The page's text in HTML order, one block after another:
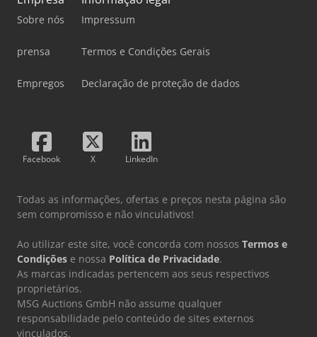
Sobre nós
prensa
Empregos
Impressum
Termos e Condições Gerais
Declaração de proteção de dados
Facebook X LinkedIn
Todas as informações, ofertas e preços nesta página são
sem compromisso e não vinculativos!
Ao utilizar este site, você concorda com nossos Termos e
Condições e nossa Política de Privacidade.
As marcas indicadas pertencem aos seus respectivos
proprietários.
MSG Auctions GmbH não assume qualquer
responsabilidade pelo conteúdo de sites externos
vinculados.